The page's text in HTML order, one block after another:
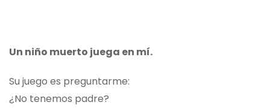
Un niño muerto juega en mí.
Su juego es preguntarme:
¿No tenemos padre?